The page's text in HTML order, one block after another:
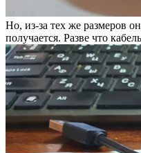
Но, из-за тех же размеров
получается. Разве что